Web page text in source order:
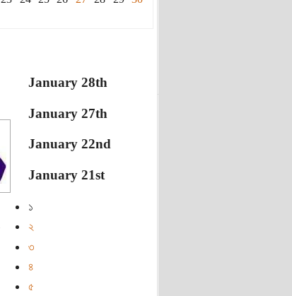
January 28th
January 27th
January 22nd
January 21st
১
২
৩
৪
৫